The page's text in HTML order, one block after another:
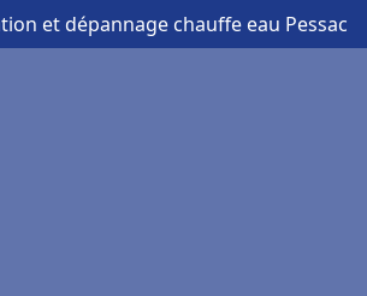
et dépannage chauffe eau Pessac